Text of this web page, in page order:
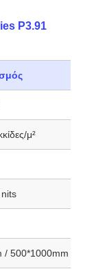
P3.91
μ²
/ 500*1000mm